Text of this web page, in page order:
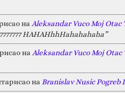
на Aleksandar Vuco Moj Otac
HAHAHhhHahahahaha”
на Aleksandar Vuco Moj Otac
на Branislav Nusic Pogreb